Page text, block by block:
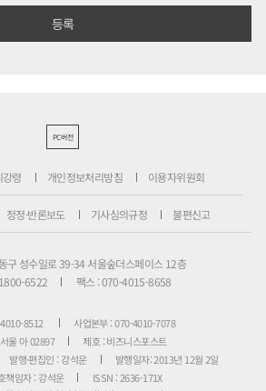
PC버전
강령 개인정보처리방침 이용자위원회
정정·반론보도 기사심의규정 불편신고
구 성수일로 39-34 서울숲더스페이스 12층
6522
팩스 : 070-4015-8658
8512
사업본부 : 070-4010-7078
울 아 02897
제호 : 비즈니스포스트
발행·편집인 : 강석운
발행일자: 2013년 12월 2일
책임자 : 강석운
ISSN : 2636-171X